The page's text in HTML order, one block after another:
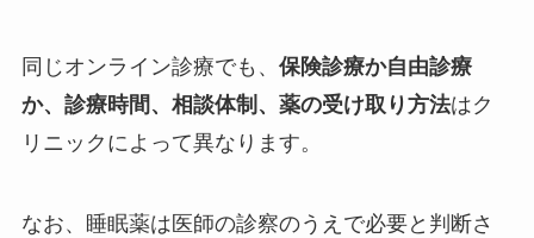
同じオンライン診療でも、 保険診療か自由診療
か、診療時間、相談体制、薬の受け取り方法はク
リニックによって異なります。
なお、睡眠薬は医師の診察のうえで必要と判断さ